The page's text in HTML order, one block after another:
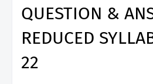
QUESTION &
REDUCED
22